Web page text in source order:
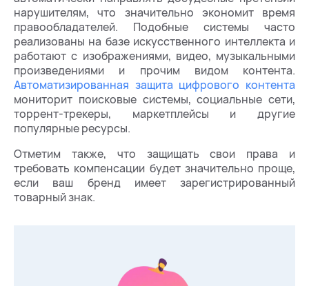
нарушителям, что значительно экономит время
правообладателей. Подобные системы часто
реализованы на базе искусственного интеллекта и
работают с изображениями, видео, музыкальными
произведениями и прочим видом контента.
Автоматизированная защита цифрового контента
мониторит поисковые системы, социальные сети,
торрент-трекеры, маркетплейсы и другие
популярные ресурсы.
Отметим также, что защищать свои права и
требовать компенсации будет значительно проще,
если ваш бренд имеет зарегистрированный
товарный знак.